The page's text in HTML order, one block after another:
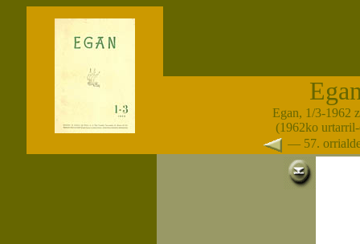
Egan, 1/3-1962
(1962ko
— 57.